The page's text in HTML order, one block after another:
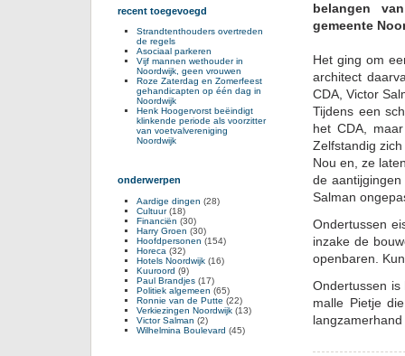
belangen
gemeente
Het ging om
architect
CDA, Victor
Tijdens een
het CDA,
Zelfstandig
Nou en, ze
de
Salman
Ondertussen
inzake de
openbaren.
Ondertussen
malle Pietje
recent toegevoegd
Strandtenthouders overtreden
de regels
Asociaal parkeren
Vijf mannen wethouder in
Noordwijk, geen vrouwen
Roze Zaterdag en Zomerfeest
gehandicapten op één dag in
Noordwijk
Henk Hoogervorst beëindigt
klinkende periode als voorzitter
van voetvalvereniging
Noordwijk
onderwerpen
Aardige dingen (28)
Cultuur(18)
Financiën (30)
Harry Groen (30)
Hoofdpersonen (154)
Horeca (32)
Hotels Noordwijk (16)
Kuuroord (9)
Paul Brandjes (17)
Politiek algemeen (65)
Ronnie van de Putte (22)
Verkiezingen Noordwijk (13)
Victor Salman (2)
Wilhelmina Boulevard (45)